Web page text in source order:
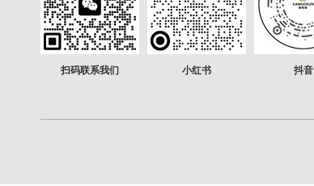
扫码联系我们 小红书 抖音